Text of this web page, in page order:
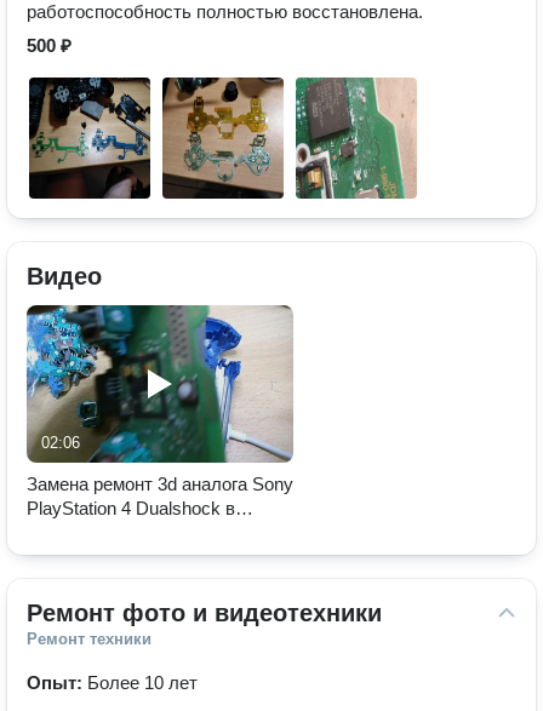
работоспособность полностью восстановлена.
500 ₽
Видео
02:06
Замена ремонт 3d аналога Sony
PlayStation 4 Dualshock в
Ремонт фото и видеотехники
Ремонт техники
Опыт: Более 10 лет